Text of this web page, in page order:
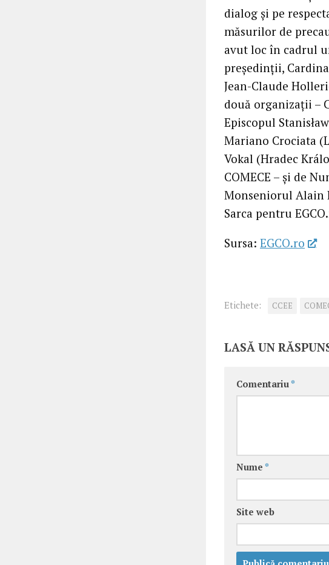
dialog și pe
măsurilor de
avut loc în cadrul
președinții,
Jean-Claude
două organizații –
Episcopul
Mariano Crociata
Vokal (Hradec
COMECE – și de
Monseniorul Alain
Sarca pentru
Sursa: EGCO.ro
Etichete: CCEE
LASĂ UN
Comentariu *
Nume *
Site web